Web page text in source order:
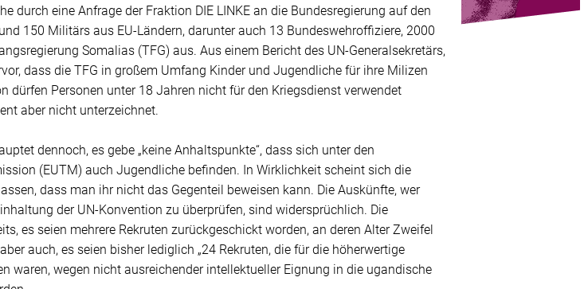
durch eine Anfrage der Fraktion DIE LINKE an die Bundesregierung auf den
150 Militärs aus EU-Ländern, darunter auch 13 Bundeswehroffiziere, 2000
Somalias (TFG) aus. Aus einem Bericht des UN-Generalsekretärs,
dass die TFG in großem Umfang Kinder und Jugendliche für ihre Milizen
dürfen Personen unter 18 Jahren nicht für den Kriegsdienst verwendet
aber nicht unterzeichnet.
dennoch, es gebe „keine Anhaltspunkte“, dass sich unter den
(EUTM) auch Jugendliche befinden. In Wirklichkeit scheint sich die
dass man ihr nicht das Gegenteil beweisen kann. Die Auskünfte, wer
der UN-Konvention zu überprüfen, sind widersprüchlich. Die
es seien mehrere Rekruten zurückgeschickt worden, an deren Alter Zweifel
auch, es seien bisher lediglich „24 Rekruten, die für die höherwertige
waren, wegen nicht ausreichender intellektueller Eignung in die ugandische